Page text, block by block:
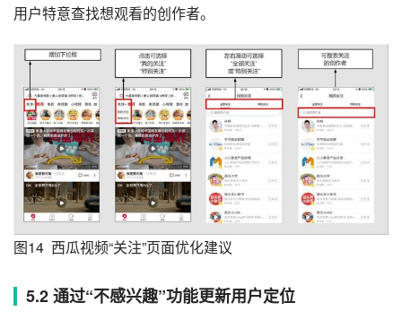
用户特意查找想观看的创作者。
图14  西瓜视频“关注”页面优化建议
5.2 通过“不感兴趣”功能更新用户定位